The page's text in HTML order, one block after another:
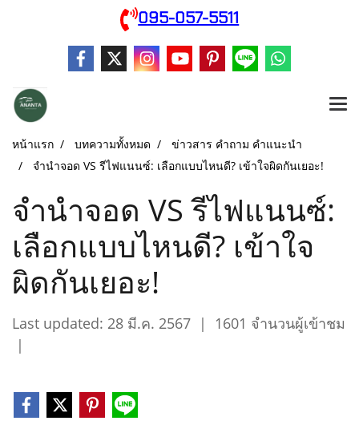
095-057-5511
หน้าแรก บทความทั้งหมด
ข่าวสาร คำถาม คำแนะนำ
จำนำจอด VS รีไฟแนนซ์: เลือกแบบไหนดี? เข้าใจผิดกันเยอะ!
จำนำจอด VS รีไฟแนนซ์:
เลือกแบบไหนดี? เข้าใจ
ผิดกันเยอะ!
Last updated: 28 มี.ค. 2567 |
1601 จำนวนผู้เข้าชม
|